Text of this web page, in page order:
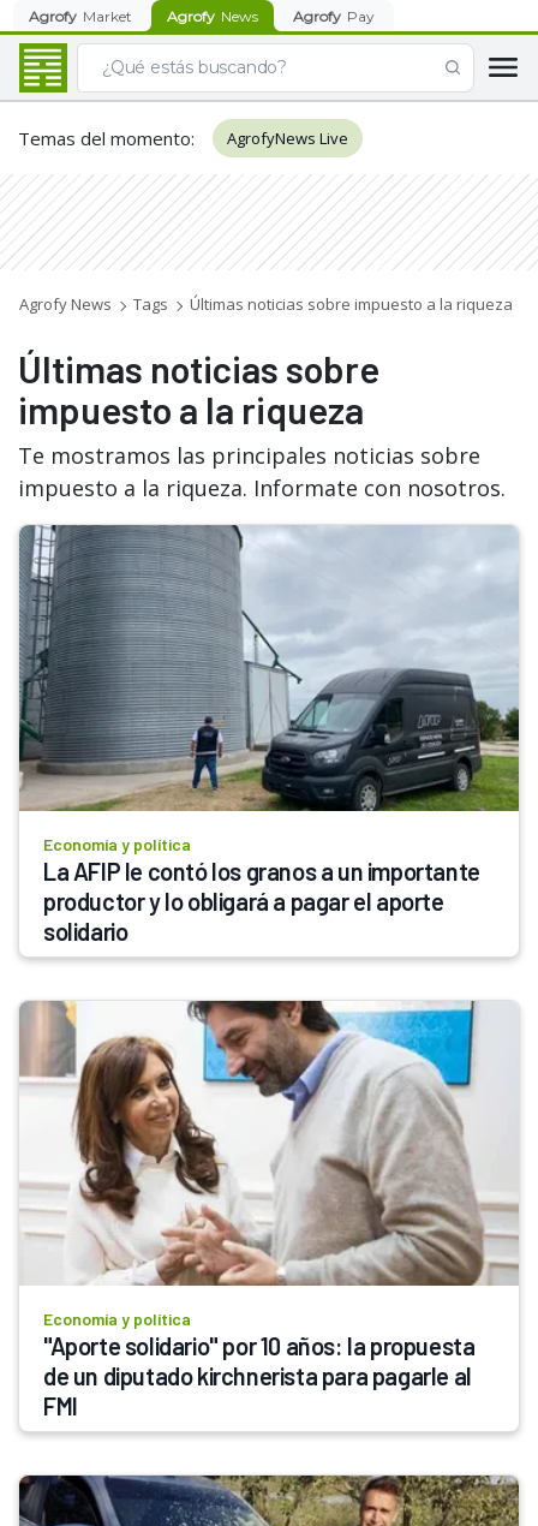
Agrofy Market Agrofy News Agrofy Pay
Temas del momento: AgrofyNews Live
Agrofy News Tags Últimas noticias sobre impuesto a la riqueza
Últimas noticias sobre
impuesto a la riqueza
Te mostramos las principales noticias sobre
impuesto a la riqueza. Informate con nosotros.
Economía y política
La AFIP le contó los granos a un importante
productor y lo obligará a pagar el aporte
solidario
Economía y política
"Aporte solidario" por 10 años: la propuesta
de un diputado kirchnerista para pagarle al
FMI